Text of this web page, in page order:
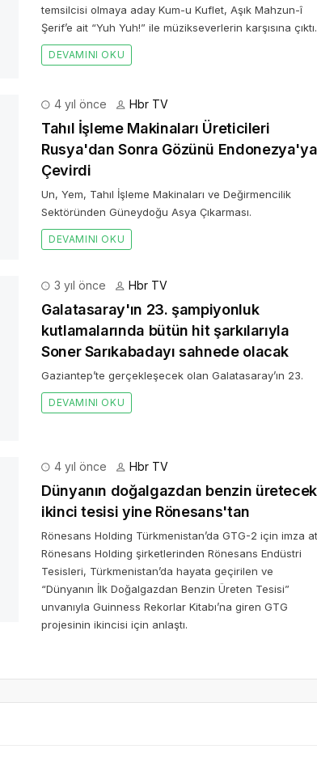
temsilcisi olmaya aday Kum-u Kuflet, Aşık Mahzun-î
Şerif’e ait “Yuh Yuh!” ile müzikseverlerin karşısına çıktı.
DEVAMINI OKU
Sonra Gözünü Endonezya'ya Çevirdi
Güneydoğu Asya Çıkarması.
3 yıl önce
kutlamalarında bütün hit şarkılarıyla
Soner Sarıkabadayı sahnede olacak
Gaziantep’te gerçekleşecek olan Galatasaray’ın 23.
DEVAMINI OKU
Rönesans Holding şirketlerinden Rönesans Endüstri Tesisleri,
Benzin Üreten Tesisi” unvanıyla Guinness Rekorlar